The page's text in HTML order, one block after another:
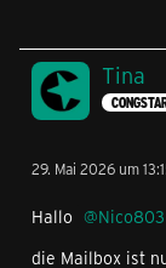
Tina
29. Mai 2026 um
Hallo Nico803
die Mailbox ist